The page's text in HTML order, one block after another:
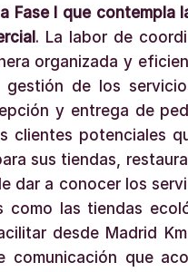
la Fase I que
. La labor de
organizada y
de los
y entrega de
clientes potenciales
sus tiendas,
dar a conocer los
como las tiendas
desde Madrid
comunicación que